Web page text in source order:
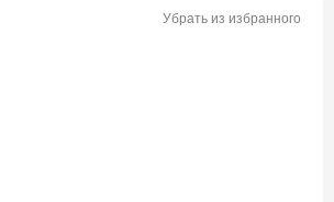
Убрать из избранного